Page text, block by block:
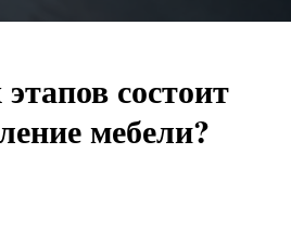
состоит
мебели?